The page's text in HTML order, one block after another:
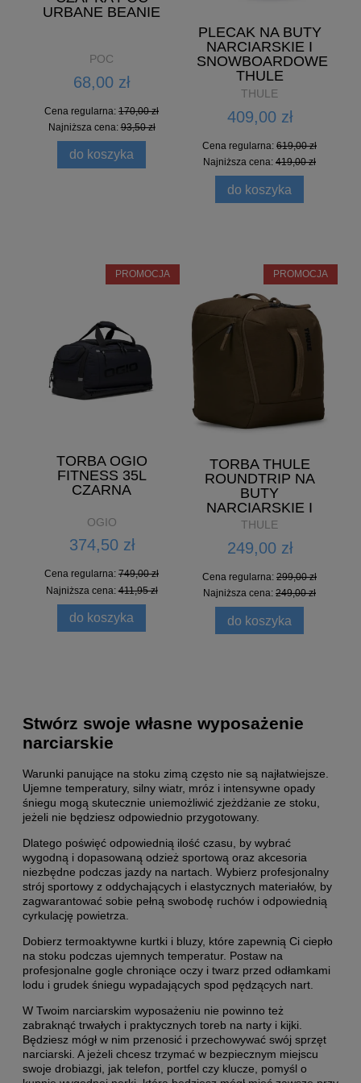
URBANE BEANIE
POC
68,00 zł
Cena regularna: 170,00 zł
Najniższa cena:93,50 zł
do koszyka
PLECAK NA BUTY
NARCIARSKIE I
SNOWBOARDOWE
THULE
ROUNDTRIP 60L
THULE
409,00 zł
Cena regularna: 619,00 zł
Najniższa cena: 419,00 zł
do koszyka
TORBA OGIO
FITNESS 35L
CZARNA
OGIO
374,50 zł
Cena regularna: 749,00 zł
Najniższa cena:411,95 zł
do koszyka
PROMOCJA
TORBA THULE
ROUNDTRIP NA
BUTY
NARCIARSKIE I
SNOWBOARDOWE
THULE
249,00 zł
Cena regularna: 299,00 zł
Najniższa cena: 249,00 zł
do koszyka
PROMOCJA
Stwórz swoje własne wyposażenie
narciarskie
Warunki panujące na stoku zimą często nie są najłatwiejsze.
Ujemne temperatury, silny wiatr, mróz i intensywne opady
śniegu mogą skutecznie uniemożliwić zjeżdżanie ze stoku,
jeżeli nie będziesz odpowiednio przygotowany.
Dlatego poświęć odpowiednią ilość czasu, by wybrać
wygodną i dopasowaną odzież sportową oraz akcesoria
niezbędne podczas jazdy na nartach. Wybierz profesjonalny
strój sportowy z oddychających i elastycznych materiałów, by
zagwarantować sobie pełną swobodę ruchów i odpowiednią
cyrkulację powietrza.
Dobierz termoaktywne kurtki i bluzy, które zapewnią Ci ciepło
na stoku podczas ujemnych temperatur. Postaw na
profesjonalne gogle chroniące oczy i twarz przed odłamkami
lodu i grudek śniegu wypadających spod pędzących nart.
W Twoim narciarskim wyposażeniu nie powinno też
zabraknąć trwałych i praktycznych toreb na narty i kijki.
Będziesz mógł w nim przenosić i przechowywać swój sprzęt
narciarski. A jeżeli chcesz trzymać w bezpiecznym miejscu
swoje drobiazgi, jak telefon, portfel czy klucze, pomyśl o